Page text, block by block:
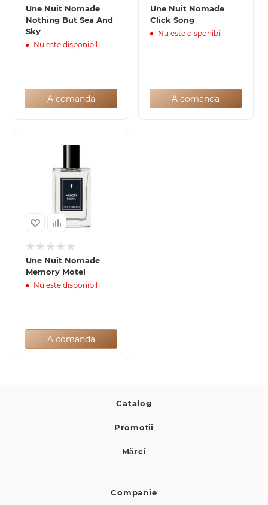
Une Nuit Nomade
Nothing But Sea And
Sky
Nu este disponibil
A comanda
Une Nuit Nomade
Click Song
Nu este disponibil
A comanda
Une Nuit Nomade
Memory Motel
Nu este disponibil
A comanda
Catalog
Promoții
Mărci
Companie